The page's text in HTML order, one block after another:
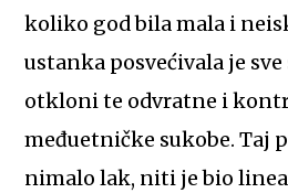
koliko god bila mala i
ustanka posvećivala je sve
otkloni te odvratne i
međuetničke sukobe. Taj
nimalo lak, niti je bio